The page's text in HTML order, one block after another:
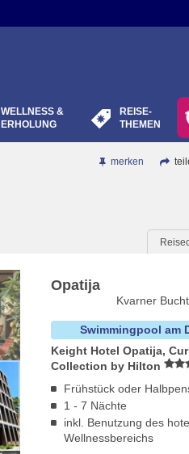
WELLNESS &
ERHOLUNG
REISE-
THEMEN
merken
Opatija
Kvarner
Swimmingpool am
Keight Hotel Opatija,
Collection by Hilton
Frühstück oder
1 - 7 Nächte
inkl. Benutzung des
Wellnessbereichs